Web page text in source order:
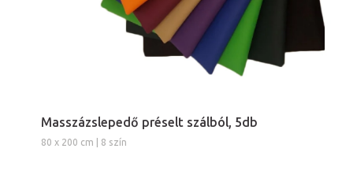
Masszázslepedő préselt szálból, 5db
80 x 200 cm | 8 szín